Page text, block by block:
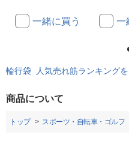
一緒に買う 一
輪行袋 人気売れ筋ランキングを
商品について
トップ スポーツ・自転車・ゴルフ